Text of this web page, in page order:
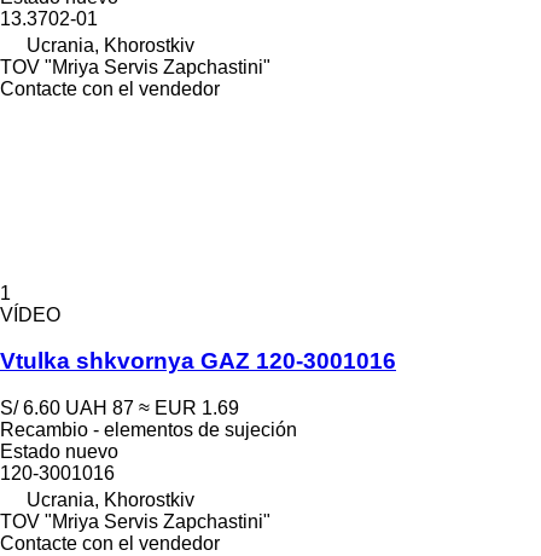
13.3702-01
Ucrania, Khorostkiv
TOV "Mriya Servis Zapchastini"
Contacte con el vendedor
1
VÍDEO
Vtulka shkvornya GAZ 120-3001016
S/ 6.60 UAH 87 ≈ EUR 1.69
Recambio - elementos de sujeción
Estado nuevo
120-3001016
Ucrania, Khorostkiv
TOV "Mriya Servis Zapchastini"
Contacte con el vendedor